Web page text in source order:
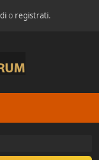
o registrati.